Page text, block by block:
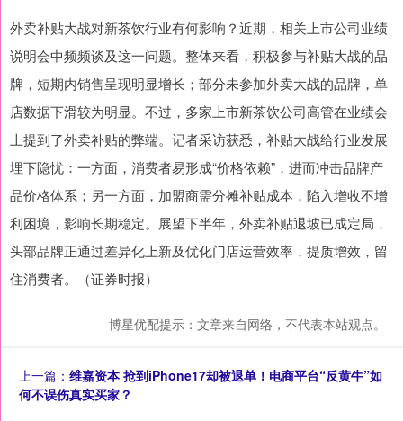
外卖补贴大战对新茶饮行业有何影响？近期，相关上市公司业绩
说明会中频频谈及这一问题。整体来看，积极参与补贴大战的品
牌，短期内销售呈现明显增长；部分未参加外卖大战的品牌，单
店数据下滑较为明显。不过，多家上市新茶饮公司高管在业绩会
上提到了外卖补贴的弊端。记者采访获悉，补贴大战给行业发展
埋下隐忧：一方面，消费者易形成“价格依赖”，进而冲击品牌产
品价格体系；另一方面，加盟商需分摊补贴成本，陷入增收不增
利困境，影响长期稳定。展望下半年，外卖补贴退坡已成定局，
头部品牌正通过差异化上新及优化门店运营效率，提质增效，留
住消费者。（证券时报）
博星优配提示：文章来自网络，不代表本站观点。
上一篇： 维嘉资本 抢到iPhone17却被退单！电商平台“反黄牛”如
何不误伤真实买家？